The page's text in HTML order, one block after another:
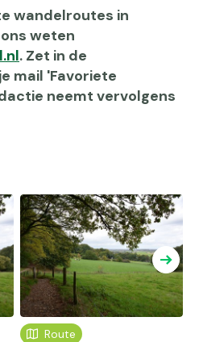
wandelroutes in
weten
. Zet in de
mail 'Favoriete
neemt vervolgens
Route